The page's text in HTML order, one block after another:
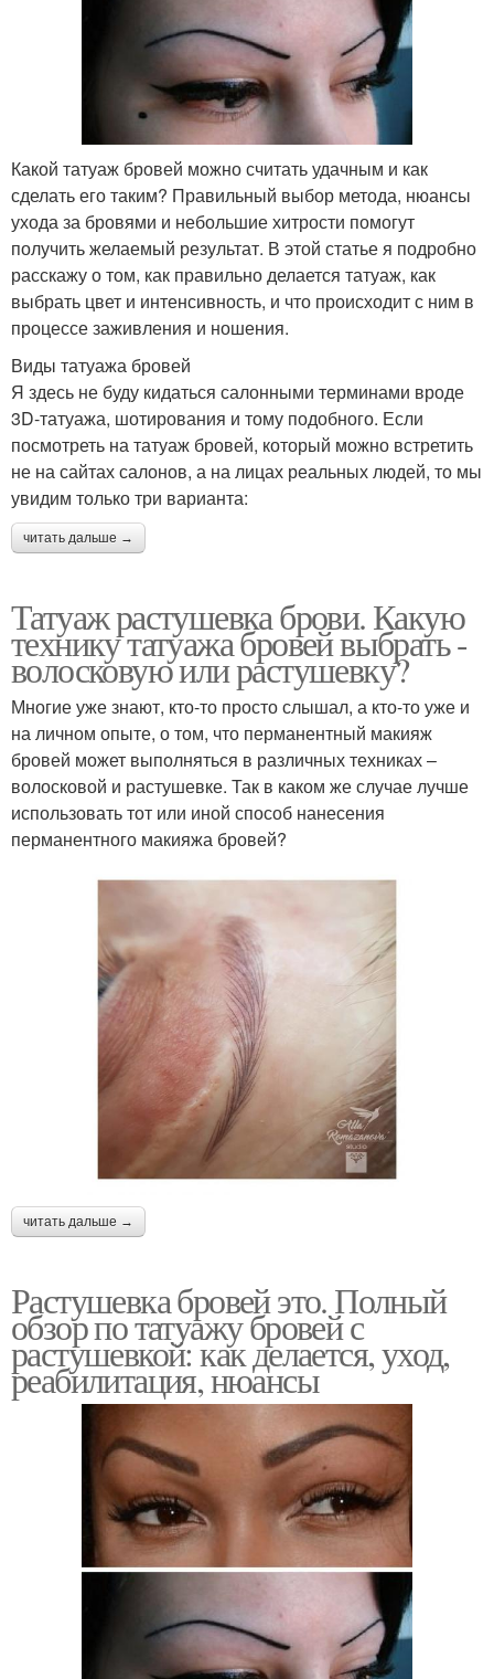
Какой татуаж бровей можно считать удачным и как
сделать его таким? Правильный выбор метода, нюансы
ухода за бровями и небольшие хитрости помогут
получить желаемый результат. В этой статье я подробно
расскажу о том, как правильно делается татуаж, как
выбрать цвет и интенсивность, и что происходит с ним в
процессе заживления и ношения.
Виды татуажа бровей
Я здесь не буду кидаться салонными терминами вроде
3D-татуажа, шотирования и тому подобного. Если
посмотреть на татуаж бровей, который можно встретить
не на сайтах салонов, а на лицах реальных людей, то мы
увидим только три варианта:
читать дальше →
Татуаж растушевка брови. Какую
технику татуажа бровей выбрать -
волосковую или растушевку?
Многие уже знают, кто-то просто слышал, а кто-то уже и
на личном опыте, о том, что перманентный макияж
бровей может выполняться в различных техниках –
волосковой и растушевке. Так в каком же случае лучше
использовать тот или иной способ нанесения
перманентного макияжа бровей?
читать дальше →
Растушевка бровей это. Полный
обзор по татуажу бровей с
растушевкой: как делается, уход,
реабилитация, нюансы